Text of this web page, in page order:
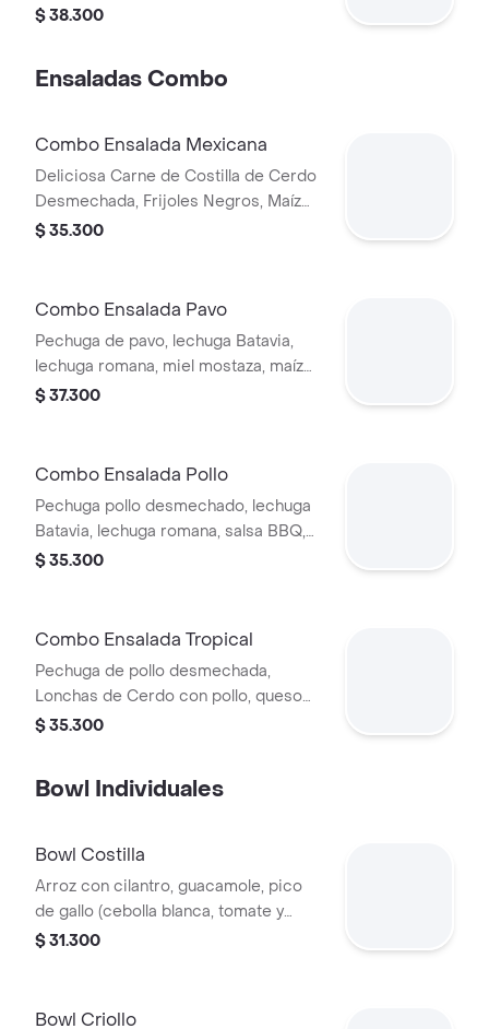
cilantro), maíz tierno, hogo y pechuga
$ 38.300
Ensaladas Combo
Combo Ensalada Mexicana
Deliciosa Carne de Costilla de Cerdo
Desmechada, Frijoles Negros, Maíz
tierno, Queso mozzarella, Guacamole,
$ 35.300
Combo Ensalada Pavo
Pechuga de pavo, lechuga Batavia,
lechuga romana, miel mostaza, maíz
tierno, tomate chonto, croutones y
$ 37.300
Combo Ensalada Pollo
Pechuga pollo desmechado, lechuga
Batavia, lechuga romana, salsa BBQ,
tomate chonto, queso mozzarella,
$ 35.300
Combo Ensalada Tropical
Pechuga de pollo desmechada,
Lonchas de Cerdo con pollo, queso
amarillo, piña calada, lechuga batavia y
$ 35.300
Bowl Individuales
Bowl Costilla
Arroz con cilantro, guacamole, pico
de gallo (cebolla blanca, tomate y
cilantro), piña calada asada y costilla
$ 31.300
Bowl Criollo